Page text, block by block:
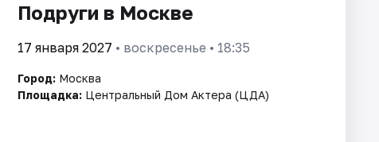
Подруги в Москве
17 января 2027 • воскресенье • 18:35
Город: Москва
Площадка: Центральный Дом Актера (ЦДА)